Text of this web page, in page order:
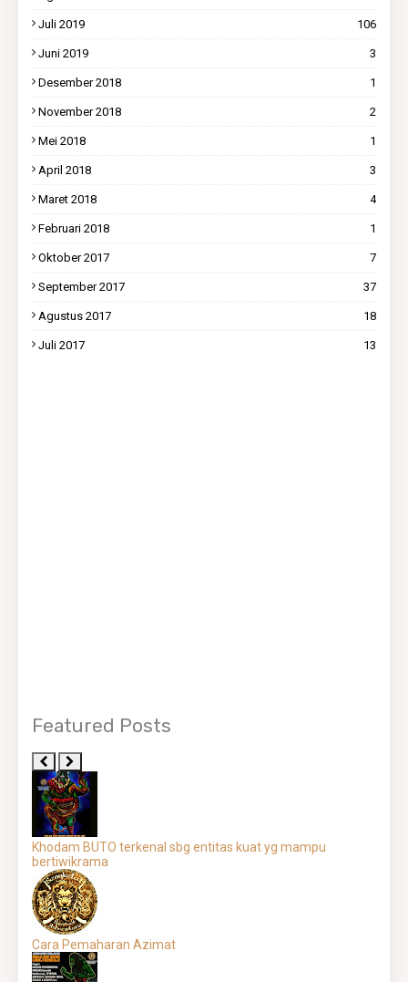
Juli 2019 106
Juni 2019 3
Desember 2018 1
November 2018 2
Mei 2018 1
April 2018 3
Maret 2018 4
Februari 2018 1
Oktober 2017 7
September 2017 37
Agustus 2017 18
Juli 2017 13
Featured Posts
Khodam BUTO terkenal sbg entitas kuat yg mampu
bertiwikrama
Cara Pemaharan Azimat